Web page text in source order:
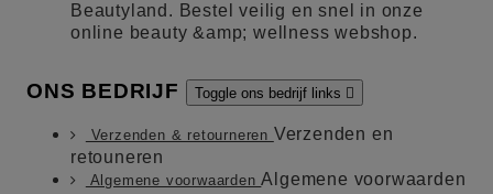
Beautyland. Bestel veilig en snel in onze
online beauty &amp; wellness webshop.
ONS BEDRIJF Toggle ons bedrijf links 
Verzenden & retourneren Verzenden en
retouneren
Algemene voorwaardenAlgemene voorwaarden